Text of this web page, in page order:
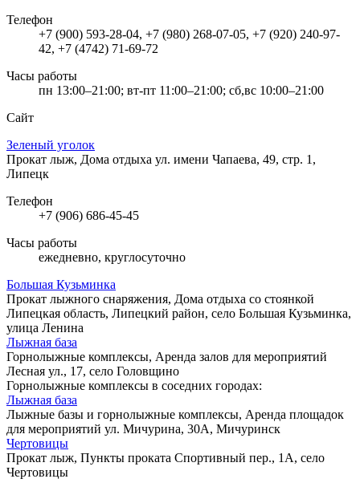
Телефон
+7 (900) 593-28-04, +7 (980) 268-07-05, +7 (920) 240-97-
42, +7 (4742) 71-69-72
Часы работы
пн 13:00–21:00; вт-пт 11:00–21:00; сб,вс 10:00–21:00
Сайт
Зеленый уголок
Прокат лыж, Дома отдыха ул. имени Чапаева, 49, стр. 1,
Липецк
Телефон
+7 (906) 686-45-45
Часы работы
ежедневно, круглосуточно
Большая Кузьминка
Прокат лыжного снаряжения, Дома отдыха со стоянкой
Липецкая область, Липецкий район, село Большая Кузьминка,
улица Ленина
Лыжная база
Горнолыжные комплексы, Аренда залов для мероприятий
Лесная ул., 17, село Головщино
Горнолыжные комплексы в соседних городах:
Лыжная база
Лыжные базы и горнолыжные комплексы, Аренда площадок
для мероприятий ул. Мичурина, 30А, Мичуринск
Чертовицы
Прокат лыж, Пункты проката Спортивный пер., 1А, село
Чертовицы